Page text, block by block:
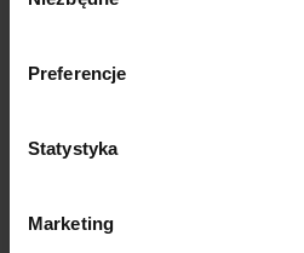
Preferencje
Statystyka
Marketing